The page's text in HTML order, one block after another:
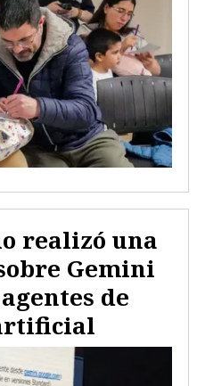
realizó una
Gemini
de